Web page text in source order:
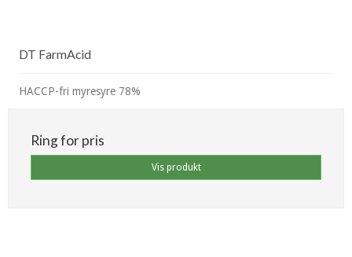
DT FarmAcid
HACCP-fri myresyre 78%
Ring for pris
Vis produkt